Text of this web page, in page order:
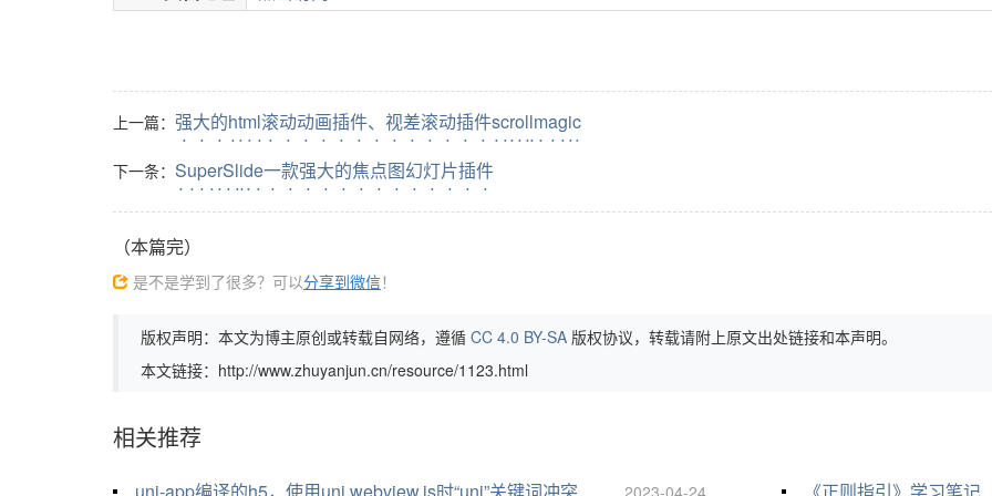
上一篇： 强大的html滚动动画插件、视差滚动插件scrollmagic
下一条： SuperSlide一款强大的焦点图幻灯片插件
（本篇完）
是不是学到了很多？可以分享到微信！
版权声明：本文为博主原创或转载自网络，遵循 CC 4.0 BY-SA 版权协议，转载请附上原文出处链接和本声明。
本文链接：http://www.zhuyanjun.cn/resource/1123.html
相关推荐
2023-04-24